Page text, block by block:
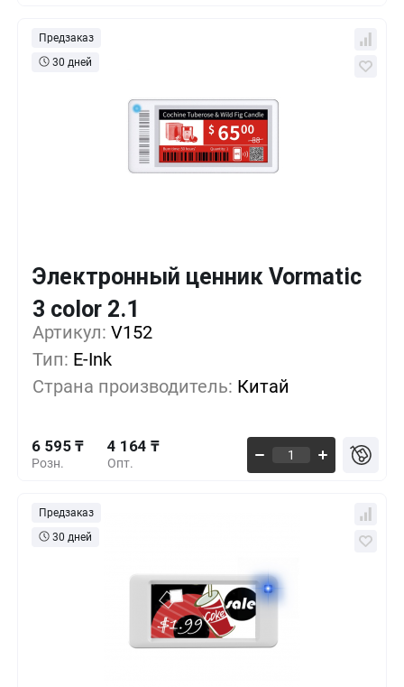
Предзаказ
30 дней
Электронный ценник Vormatic
3 color 2.1
Артикул: V152
Тип: E-Ink
Страна производитель: Китай
Розн.
6 595 ₸
Опт.
4 164 ₸
1+ 0%
500+
1000+ -30%
Предзаказ
30 дней